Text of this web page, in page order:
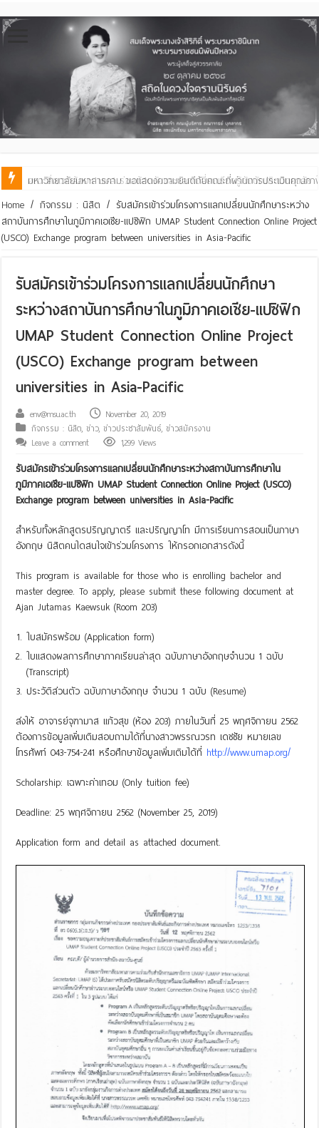
มหาวิทยาลัยมหาสารคาม ขอแสดงความยินดีกับคณะที่ผ่านการประเมินคุณภ
Home / กิจกรรม : นิสิต / รับสมัครเข้าร่วมโครงการแลกเปลี่ยนนักศึกษาระหว่าง
สถาบันการศึกษาในภูมิภาคเอเชีย-แปซิฟิก UMAP Student Connection Online Project
(USCO) Exchange program between universities in Asia-Pacific
รับสมัครเข้าร่วมโครงการแลกเปลี่ยนนักศึกษา
ระหว่างสถาบันการศึกษาในภูมิภาคเอเชีย-แปซิฟิก
UMAP Student Connection Online Project
(USCO) Exchange program between
universities in Asia-Pacific
env@msu.ac.th
November 20, 2019
กิจกรรม : นิสิต,ข่าว,ข่าวประชาสัมพันธ์,ข่าวสมัครงาน
Leave a comment
1,299 Views
รับสมัครเข้าร่วมโครงการแลกเปลี่ยนนักศึกษาระหว่างสถาบันการศึกษาใน
ภูมิภาคเอเชีย-แปซิฟิก UMAP Student Connection Online Project (USCO)
Exchange program between universities in Asia-Pacific
สำหรับทั้งหลักสูตรปริญญาตรี และปริญญาโท มีการเรียนการสอนเป็นภาษา
อังกฤษ นิสิตคนใดสนใจเข้าร่วมโครงการ ให้กรอกเอกสารดังนี้
This program is available for those who is enrolling bachelor and
master degree. To apply, please submit these following document at
Ajan Jutamas Kaewsuk (Room 203)
ใบสมัครพร้อม (Application form)
ใบแสดงผลการศึกษาภาคเรียนล่าสุด ฉบับภาษาอังกฤษจำนวน 1 ฉบับ
(Transcript)
ประวัติส่วนตัว ฉบับภาษาอังกฤษ จำนวน 1 ฉบับ (Resume)
ส่งให้ อาจารย์จุฑามาส แก้วสุข (ห้อง 203) ภายในวันที่ 25 พฤศจิกายน 2562
ต้องการข้อมูลเพิ่มเติมสอบถามได้ที่นางสาวพรรณวรท เดชชัย หมายเลข
โทรศัพท์ 043-754-241 หรือศึกษาข้อมูลเพิ่มเติมได้ที่ http://www.umap.org/
Scholarship: เฉพาะค่าเทอม (Only tuition fee)
Deadline: 25 พฤศจิกายน 2562 (November 25, 2019)
Application form and detail as attached document.